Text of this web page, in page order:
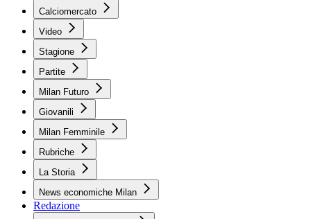
Calciomercato
Video
Stagione
Partite
Milan Futuro
Giovanili
Milan Femminile
Rubriche
La Storia
News economiche Milan
Redazione